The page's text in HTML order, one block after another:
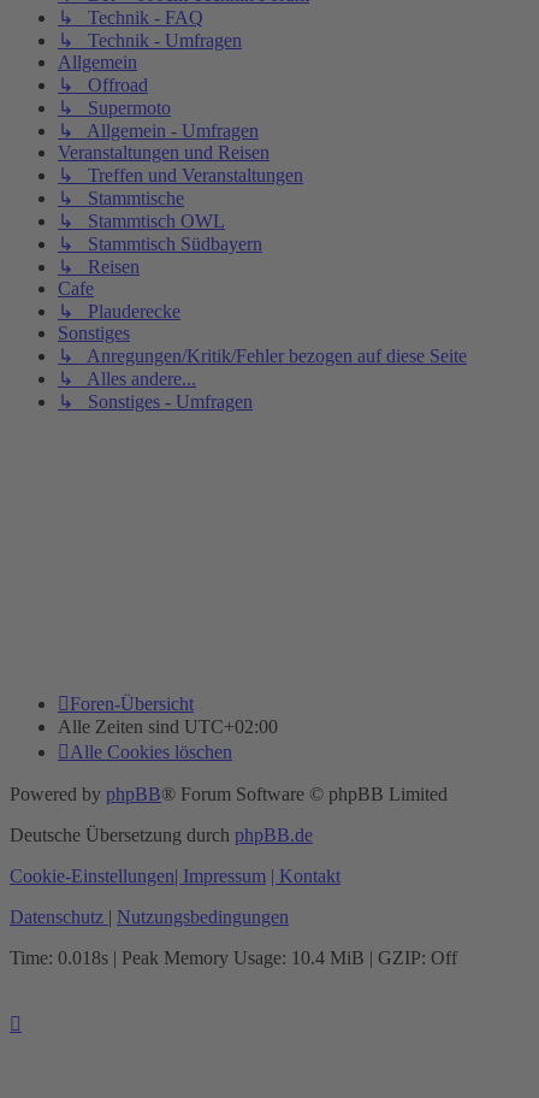
↳ Technik - FAQ
↳ Technik - Umfragen
Allgemein
↳ Offroad
↳ Supermoto
↳ Allgemein - Umfragen
Veranstaltungen und Reisen
↳ Treffen und Veranstaltungen
↳ Stammtische
↳ Stammtisch OWL
↳ Stammtisch Südbayern
↳ Reisen
Cafe
↳ Plauderecke
Sonstiges
↳ Anregungen/Kritik/Fehler bezogen auf diese Seite
↳ Alles andere...
↳ Sonstiges - Umfragen
Foren-Übersicht
Alle Zeiten sind UTC+02:00
Alle Cookies löschen
Powered by phpBB® Forum Software © phpBB Limited
Deutsche Übersetzung durch phpBB.de
Cookie-Einstellungen| Impressum | Kontakt
Datenschutz | Nutzungsbedingungen
Time: 0.018s | Peak Memory Usage: 10.4 MiB | GZIP: Off